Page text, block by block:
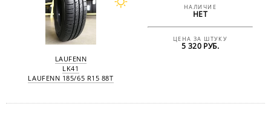
LAUFENN
LK41
LAUFENN 185/65 R15 88T
НАЛИЧИЕ
НЕТ
ЦЕНА ЗА ШТУКУ
5 320 РУБ.